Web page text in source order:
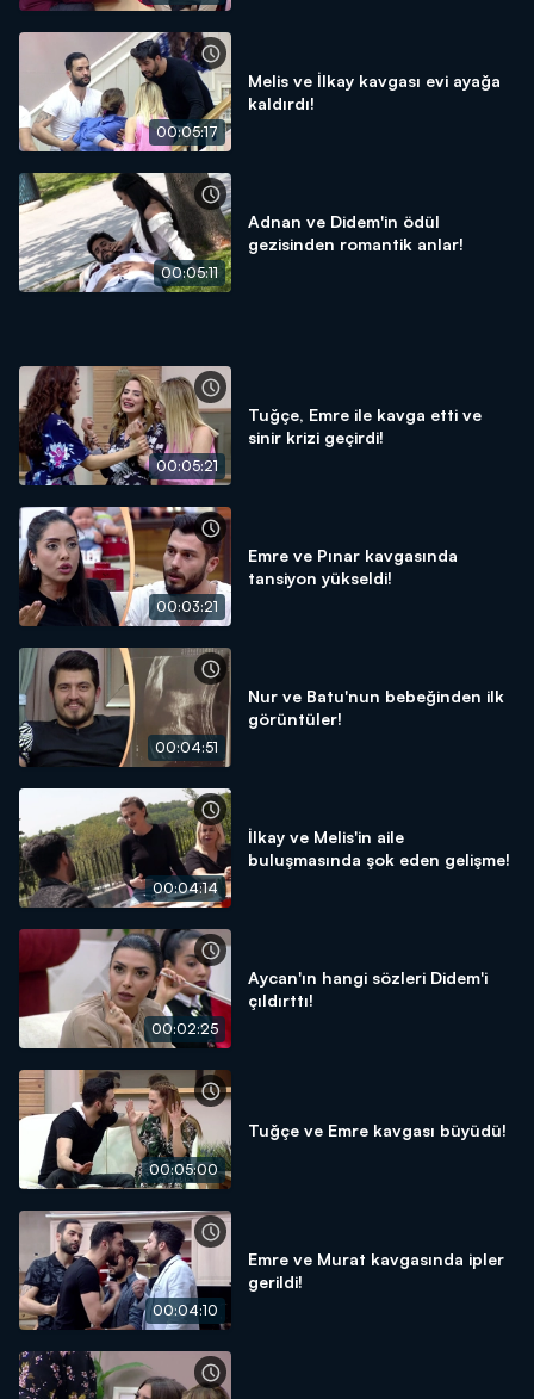
00:05:17
Melis ve İlkay kavgası evi ayağa
kaldırdı!
00:05:11
Adnan ve Didem'in ödül
gezisinden romantik anlar!
00:05:21
Tuğçe, Emre ile kavga etti ve
sinir krizi geçirdi!
00:03:21
Emre ve Pınar kavgasında
tansiyon yükseldi!
00:04:51
Nur ve Batu'nun bebeğinden ilk
görüntüler!
00:04:14
İlkay ve Melis'in aile
buluşmasında şok eden gelişme!
00:02:25
Aycan'ın hangi sözleri Didem'i
çıldırttı!
00:05:00
Tuğçe ve Emre kavgası büyüdü!
00:04:10
Emre ve Murat kavgasında ipler
gerildi!